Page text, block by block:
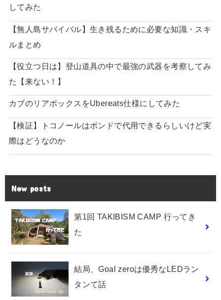
してみた
【無人島サバイバル】生き残るために必要な知識・スキ
ルまとめ
【役立つ日は】登山道具の中で最強の武器を考察してみ
た【来ない！】
カブのリアボックスをUbereats仕様にしてみた
【検証】トコノールはボンドで代用できるらしいけど実
際はどうなのか
New posts
第1回 TAKIBISM CAMP 行ってき
た
結局、Goal zeroは優秀なLEDラン
タンて話